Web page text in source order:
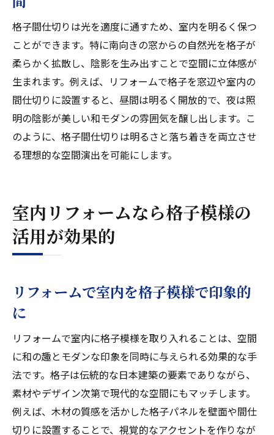
格子間仕切りは光を適度に通すため、室内を明るく保つ
ことができます。特に南向きの窓からの自然光を格子が
柔らかく拡散し、陰影を生み出すことで空間に立体感が
生まれます。例えば、リフォームで格子を窓辺や室内の
間仕切りに設置すると、昼間は明るく開放的で、夜は照
明の陰影が美しい和モダンの雰囲気を醸し出します。こ
のように、格子間仕切りは明るさと落ち着きを両立させ
る理想的な空間演出を可能にします。
室内リフォームなら格子模様の
活用が効果的
リフォームで室内を格子模様で印象的
に
リフォームで室内に格子模様を取り入れることは、空間
に和の趣とモダンな印象を同時に与えられる効果的な手
法です。格子は伝統的な日本建築の要素でありながら、
素材やデザイン次第で現代的な空間にもマッチします。
例えば、木材の質感を活かした格子パネルを壁面や間仕
切りに設置することで、視覚的なアクセントを作りなが